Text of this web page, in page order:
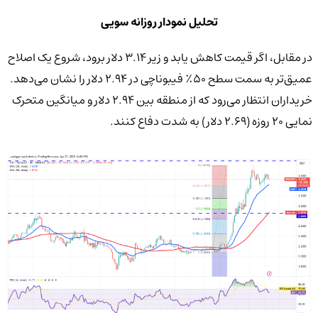
تحلیل نمودار روزانه سویی
در مقابل، اگر قیمت کاهش یابد و زیر ۳.۱۴ دلار برود، شروع یک اصلاح
عمیق‌تر به سمت سطح ۵۰٪ فیبوناچی در ۲.۹۴ دلار را نشان می‌دهد.
خریداران انتظار می‌رود که از منطقه بین ۲.۹۴ دلار و میانگین متحرک
نمایی ۲۰ روزه (۲.۶۹ دلار) به شدت دفاع کنند.